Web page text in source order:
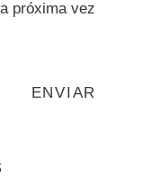
próxima vez